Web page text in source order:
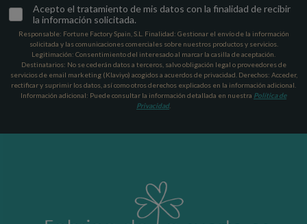
Acepto el tratamiento de mis datos con la finalidad de recibir
la información solicitada.
Responsable: Fortune Factory Spain, S.L. Finalidad: Gestionar el envío de la información
solicitada y las comunicaciones comerciales sobre nuestros productos y servicios.
Legitimación: Consentimiento del interesado al marcar la casilla de aceptación.
Destinatarios: No se cederán datos a terceros, salvo obligación legal o proveedores de
servicios de email marketing (Klaviyo) acogidos a acuerdos de privacidad. Derechos: Acceder,
rectificar y suprimir los datos, así como otros derechos explicados en la información adicional.
Información adicional: Puede consultar la información detallada en nuestra Política de
Privacidad.